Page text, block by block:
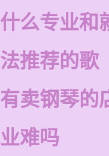
么专业和
推荐的歌
卖钢琴的
难吗